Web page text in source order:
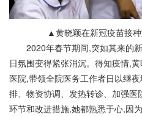
▲黄晓颖在新冠疫苗接种
2020年春节期间,突如其来的
日氛围变得紧张消沉。得知疫情,
医院,带领全院医务工作者日以继
排、物资协调、发热转诊、加强医
环节和改进措施,她都熟悉于心,因